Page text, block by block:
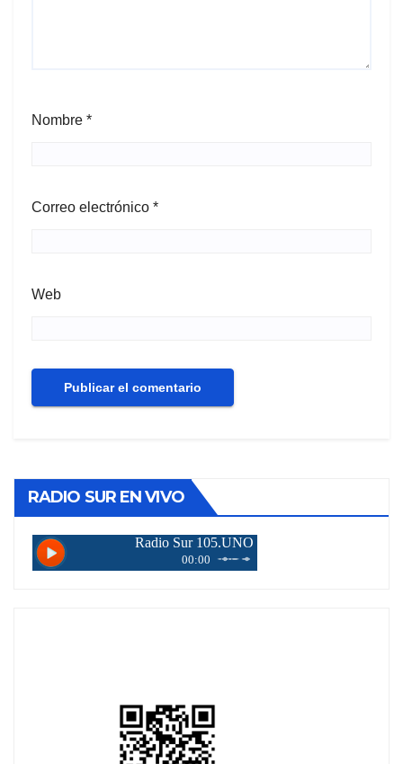
Nombre *
Correo electrónico *
Web
RADIO SUR EN VIVO